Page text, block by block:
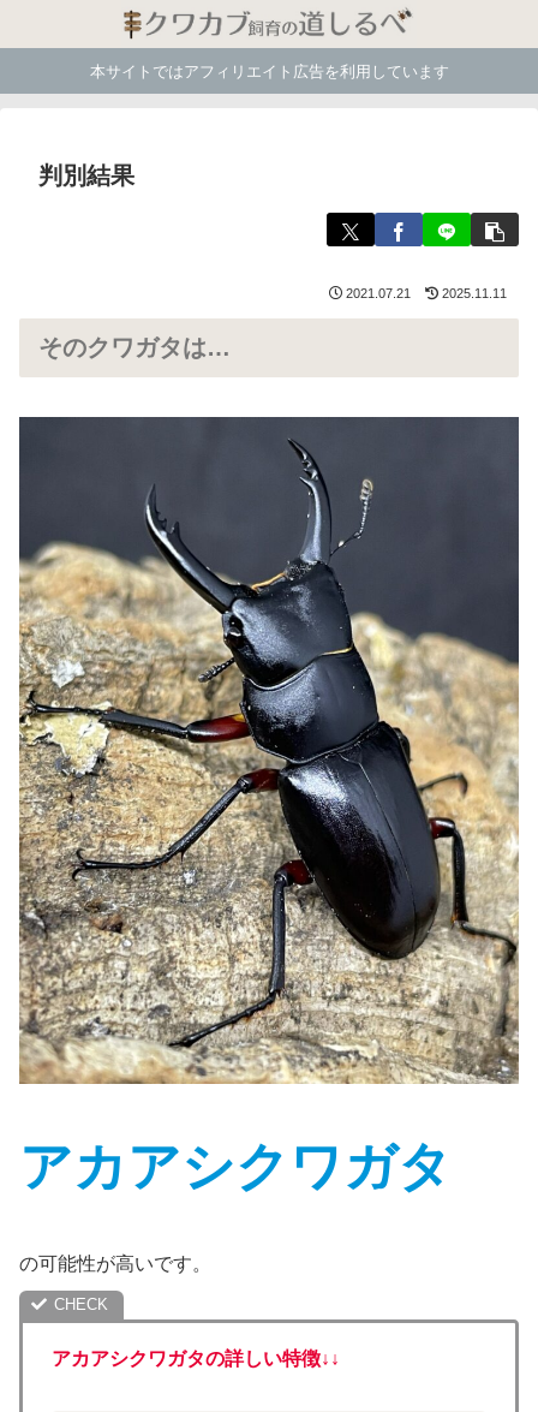
本サイトではアフィリエイト広告を利用しています
判別結果
2021.07.21 2025.11.11
そのクワガタは…
アカアシクワガタ
の可能性が高いです。
アカアシクワガタの詳しい特徴↓ ↓